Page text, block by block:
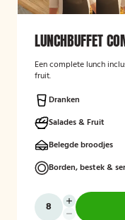
LUNCHBUFFET
Een complete lunch
fruit.
Dranken
Salades & Fruit
Belegde broodjes
Borden, bestek &